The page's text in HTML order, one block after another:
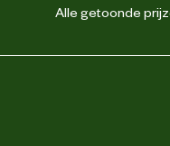
Alle getoonde